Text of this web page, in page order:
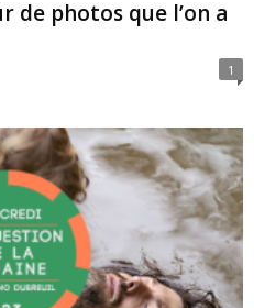
de photos que l’on a
1